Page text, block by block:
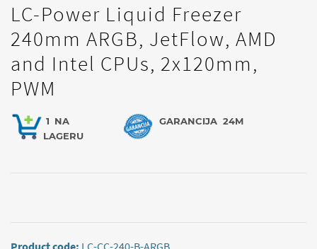
LC-Power Liquid Freezer
240mm ARGB, JetFlow, AMD
and Intel CPUs, 2x120mm,
PWM
1 NA
LAGERU
GARANCIJA 24M
Product code: LC-CC-240-B-ARGB